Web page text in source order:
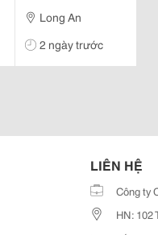
Long An
2 ngày trước
LIÊN HỆ
Công ty
HN: 102